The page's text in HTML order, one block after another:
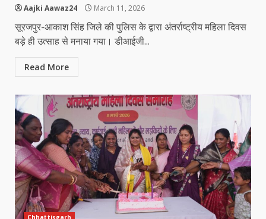
Aajki Aawaz24 March 11, 2026
सूरजपुर-आकाश सिंह जिले की पुलिस के द्वारा अंतर्राष्ट्रीय महिला दिवस
बड़े ही उत्साह से मनाया गया। डीआईजी...
Read More
Chhattisgarh